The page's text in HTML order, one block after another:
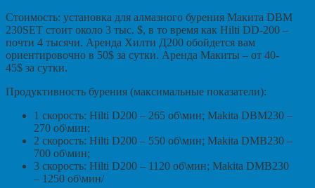
Стоимость: установка для алмазного бурения Макита DBM
230SET стоит около 3 тыс. $, в то время как Hilti DD-200 –
почти 4 тысячи. Аренда Хилти Д200 обойдется вам
ориентировочно в 50$ за сутки. Аренда Макиты – от 40-
45$ за сутки.
Продуктивность бурения (максимальные показатели):
1 скорость: Hilti D200 – 265 об\мин; Makita DBM230 –
270 об\мин;
2 скорость: Hilti D200 – 550 об\мин; Makita DMB230 –
700 об\мин;
3 скорость: Hilti D200 – 1120 об\мин; Makita DMB230
– 1250 об\мин/